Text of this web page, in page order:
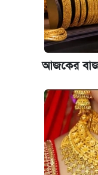
আজকের
ঢাবি আইবিএর
আবেদন ১২
প্রতিষ্ঠান
আজকের